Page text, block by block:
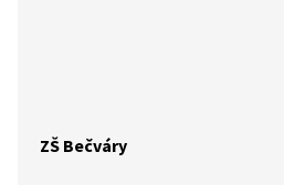
ZŠ Bečváry